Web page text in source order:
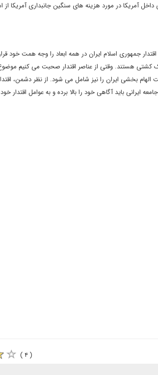
آمریکا در مورد هزینه های سنگین جانبداری آمریکا از
جمهوری اسلام ایران در همه ابعاد را وجه همت خود
کشتی هستند. وقتی از عناصر اقتدار صحبت می کنیم موضوع
بخشی ایران را نیز شامل می شود. از نظر دشمن،
باید آگاهی خود را بالا برده و به عوامل اقتدار خود
( ۴ )